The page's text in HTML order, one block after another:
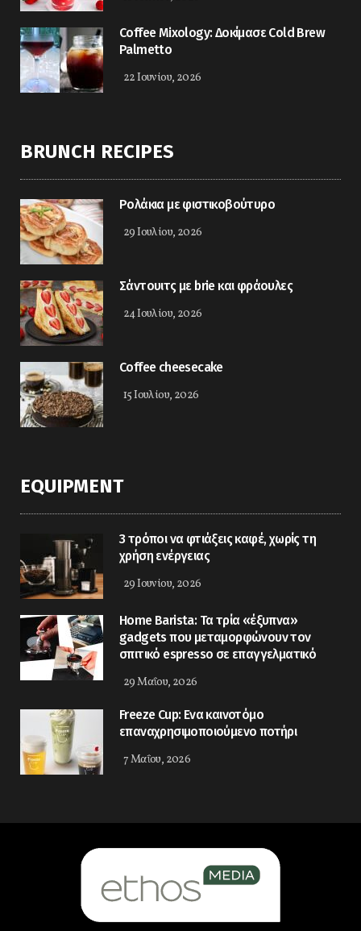
Coffee Mixology: Δοκίμασε Cold Brew
Palmetto
22 Ιουνίου, 2026
BRUNCH RECIPES
Ρολάκια με φιστικοβούτυρο
29 Ιουλίου, 2026
Σάντουιτς με brie και φράουλες
24 Ιουλίου, 2026
Coffee cheesecake
15 Ιουλίου, 2026
EQUIPMENT
3 τρόποι να φτιάξεις καφέ, χωρίς τη
χρήση ενέργειας
29 Ιουνίου, 2026
Home Barista: Τα τρία «έξυπνα»
gadgets που μεταμορφώνουν τον
σπιτικό espresso σε επαγγελματικό
29 Μαΐου, 2026
Freeze Cup: Eνα καινοτόμο
επαναχρησιμοποιούμενο ποτήρι
7 Μαΐου, 2026